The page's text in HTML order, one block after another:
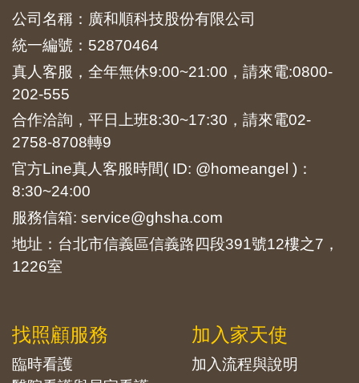
公司名稱：廣和順科技股份有限公司
統一編號：52870464
真人客服，全年無休9:00~21:00，請來電:0800-
202-555
合作洽詢，平日上班8:30~17:30，請來電02-
2758-8708轉9
官方Line真人客服時間( ID: @homeangel )：
8:30~24:00
服務信箱: service@ghsha.com
地址：台北市信義區信義路四段391號12樓之7，
1226室
找照顧服務
臨時看護
加入家天使
加入流程與說明